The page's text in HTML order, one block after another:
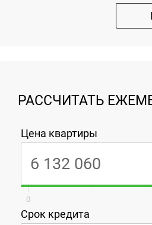
РАССЧИТАТЬ
Цена квартиры
0
Срок кредита